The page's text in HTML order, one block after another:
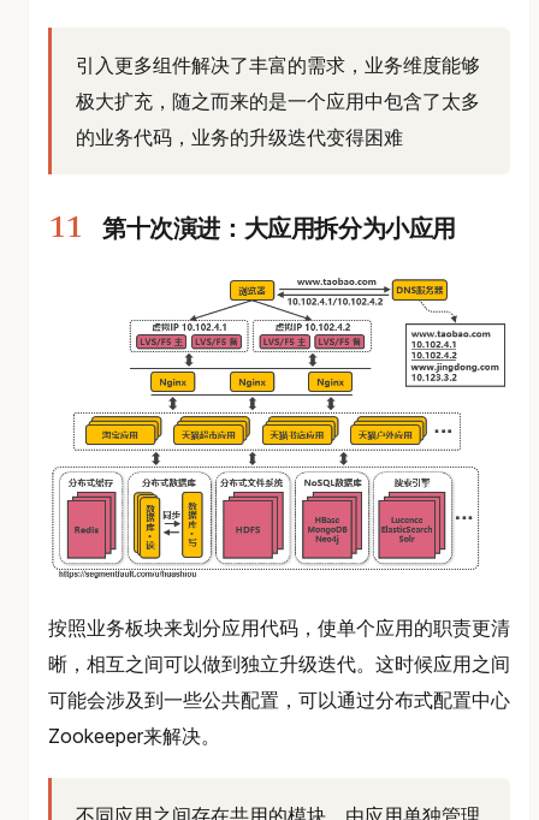
引入更多组件解决了丰富的需求，业务维度能够
极大扩充，随之而来的是一个应用中包含了太多
的业务代码，业务的升级迭代变得困难
第十次演进：大应用拆分为小应用
按照业务板块来划分应用代码，使单个应用的职责更清
晰，相互之间可以做到独立升级迭代。这时候应用之间
可能会涉及到一些公共配置，可以通过分布式配置中心
Zookeeper来解决。